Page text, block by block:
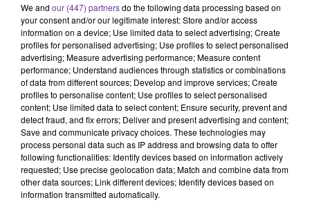
Rencontres (FR)
7 février 2019 - 20 min 44 sec
LE PRÉSIDENT D’EMMAÜS FRANCE ÉTAIT
L'INVITÉ DE RENCONTRE
We and our (447) partnersdo the following data processing based on
your consent and/or our legitimate interest: Store and/or access
information on a device; Use limited data to select advertising; Create
profiles for personalised advertising; Use profiles to select personalised
advertising; Measure advertising performance; Measure content
performance; Understand audiences through statistics or combinations
of data from different sources; Develop and improve services; Create
profiles to personalise content; Use profiles to select personalised
content; Use limited data to select content; Ensure security, prevent and
detect fraud, and fix errors; Deliver and present advertising and content;
Save and communicate privacy choices. These technologies may
process personal data such as IP address and browsing data to offer
following functionalities: Identify devices based on information actively
requested; Use precise geolocation data; Match and combine data from
other data sources; Link different devices; Identify devices based on
information transmitted automatically.